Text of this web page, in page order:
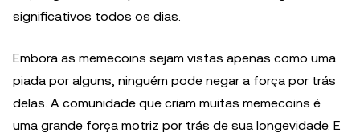
significativos todos os dias.
Embora as memecoins sejam vistas apenas como uma
piada por alguns, ninguém pode negar a força por trás
delas. A comunidade que criam muitas memecoins é
uma grande força motriz por trás de sua longevidade. E